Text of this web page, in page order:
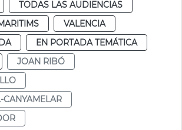
TODAS LAS AUDIENCIAS
VALENCIA
EN PORTADA TEMÁTICA
JOAN RIBÓ
CANYAMELAR